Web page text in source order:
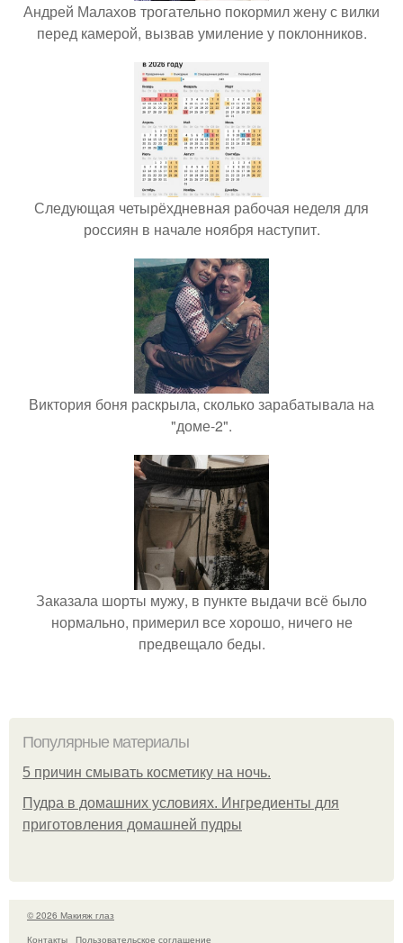
Андрей Малахов трогательно покормил жену с вилки
перед камерой, вызвав умиление у поклонников.
Следующая четырёхдневная рабочая неделя для
россиян в начале ноября наступит.
Виктория боня раскрыла, сколько зарабатывала на
"доме-2".
Заказала шорты мужу, в пункте выдачи всё было
нормально, примерил все хорошо, ничего не
предвещало беды.
Популярные материалы
5 причин смывать косметику на ночь.
Пудра в домашних условиях. Ингредиенты для
приготовления домашней пудры
© 2026 Макияж глаз
Контакты
Пользовательское соглашение